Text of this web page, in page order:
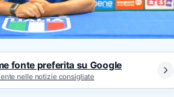
fonte preferita su Google
nelle notizie consigliate